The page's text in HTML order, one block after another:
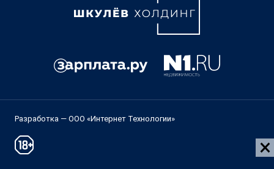
Разработка — ООО «Интернет Технологии»